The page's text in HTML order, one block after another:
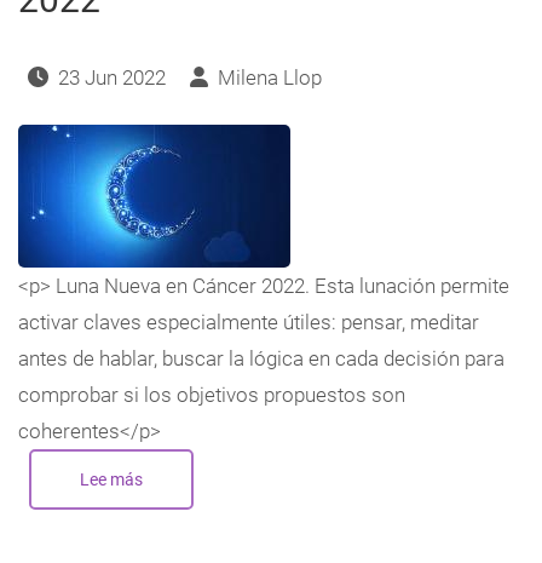
23 Jun 2022 Milena Llop
<p> Luna Nueva en Cáncer 2022. Esta lunación permite
activar claves especialmente útiles: pensar, meditar
antes de hablar, buscar la lógica en cada decisión para
comprobar si los objetivos propuestos son
coherentes</p>
Lee mássobre
Luna